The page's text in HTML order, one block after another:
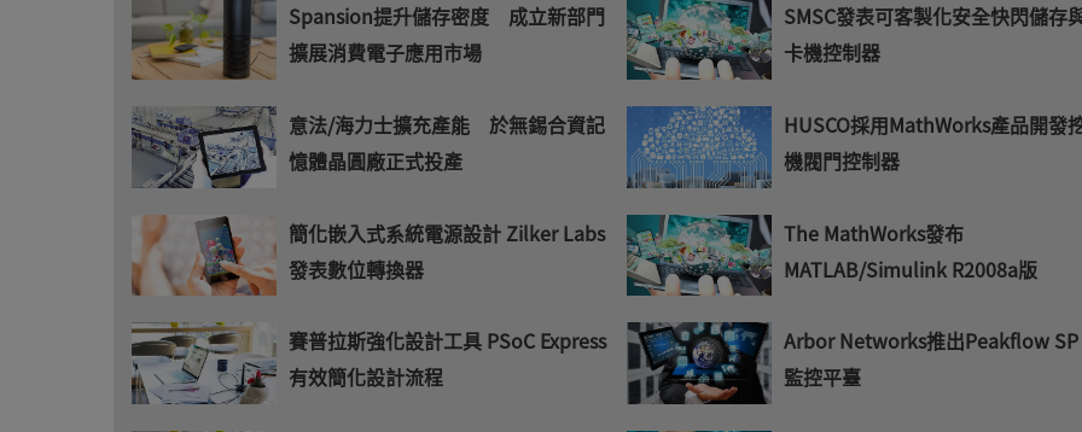
Spansion提升儲存密度 成立新部門
擴展消費電子應用市場
意法/海力士擴充產能 於無錫合資記
憶體晶圓廠正式投產
簡化嵌入式系統電源設計 Zilker Labs
發表數位轉換器
賽普拉斯強化設計工具 PSoC Express
有效簡化設計流程
SMSC發表可客製化安全快閃儲存
卡機控制器
HUSCO採用MathWorks產品開發
機閥門控制器
The MathWorks發布
MATLAB/Simulink R2008a版
Arbor Networks推出Peakflow SP
監控平臺